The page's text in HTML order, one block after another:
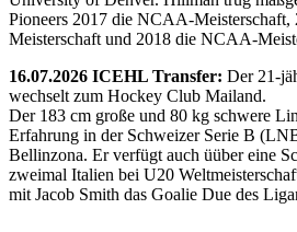
Pioneers 2017 die NCAA-
Meisterschaft und 2018 die NCAA-
16.07.2026 ICEHL Transfer: Der 21-
wechselt zum Hockey Club Mailand.
Der 183 cm große und 80 kg schwere
Erfahrung in der Schweizer Serie B
Bellinzona. Er verfügt auch üüber eine
zweimal Italien bei U20
mit Jacob Smith das Goalie Due des